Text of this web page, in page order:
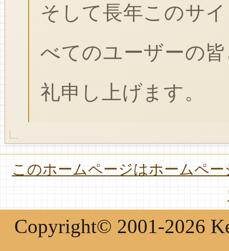
そして長年このサ
べてのユーザーの
礼申し上げます。
このホームページはホームペ
Copyright© 2001-2026